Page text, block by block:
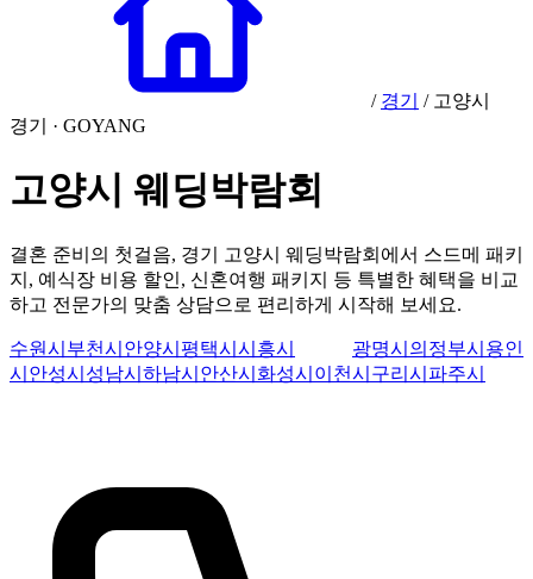
/ 경기 / 고양시
경기 · GOYANG
고양시 웨딩박람회
결혼 준비의 첫걸음, 경기 고양시 웨딩박람회에서 스드메 패키
지, 예식장 비용 할인, 신혼여행 패키지 등 특별한 혜택을 비교
하고 전문가의 맞춤 상담으로 편리하게 시작해 보세요.
수원시 부천시 안양시 평택시 시흥시 광명시 의정부시 용인
시 안성시 성남시 하남시 안산시 화성시 이천시 구리시 파주시